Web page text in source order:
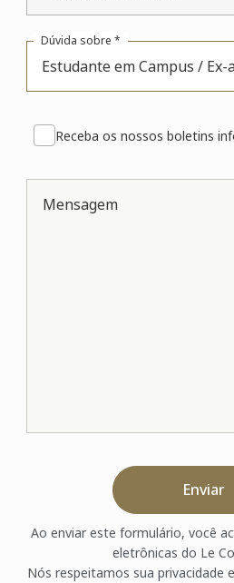
Estudante em Campus / Ex-
Dúvida sobre *
Receba os nossos boletins
Mensagem
Enviar
Ao enviar este formulário, você
eletrônicas do Le
Nós respeitamos sua privacidade